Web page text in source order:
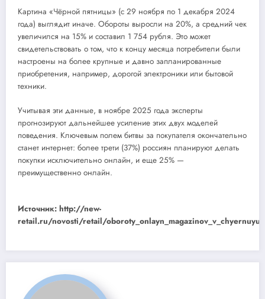
Картина «Чёрной пятницы» (с 29 ноября по 1 декабря 2024
года) выглядит иначе. Обороты выросли на 20%, а средний чек
увеличился на 15% и составил 1 754 рубля. Это может
свидетельствовать о том, что к концу месяца потребители были
настроены на более крупные и давно запланированные
приобретения, например, дорогой электроники или бытовой
техники.
Учитывая эти данные, в ноябре 2025 года эксперты
прогнозируют дальнейшее усиление этих двух моделей
поведения. Ключевым полем битвы за покупателя окончательно
станет интернет: более трети (37%) россиян планируют делать
покупки исключительно онлайн, и еще 25% —
преимущественно онлайн.
Источник: http://new-
retail.ru/novosti/retail/